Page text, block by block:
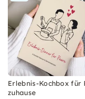
Erlebnis-Kochbox für
zuhause